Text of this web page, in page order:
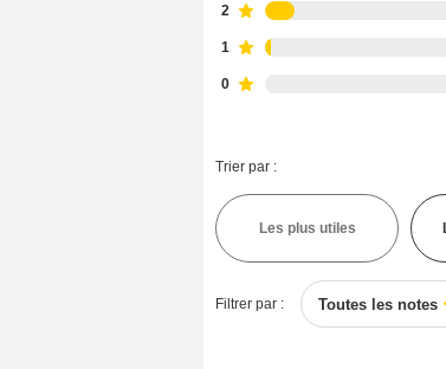
2
1
0
Trier par :
Les plus utiles
Filtrer par : Toutes les notes